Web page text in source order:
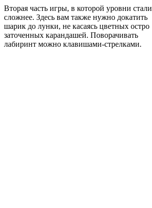
Вторая часть игры, в которой уровни стали
сложнее. Здесь вам также нужно докатить
шарик до лунки, не касаясь цветных остро
заточенных карандашей. Поворачивать
лабиринт можно клавишами-стрелками.